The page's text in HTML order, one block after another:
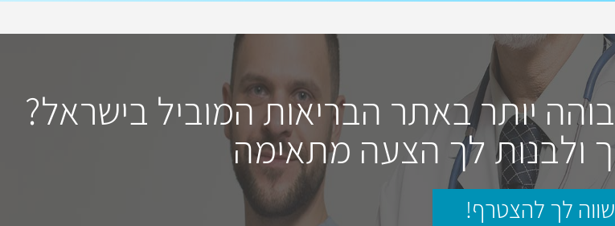
יותר באתר הבריאות המוביל בישראל?
ולבנות לך הצעה מתאימה
שווה לך להצטרף!